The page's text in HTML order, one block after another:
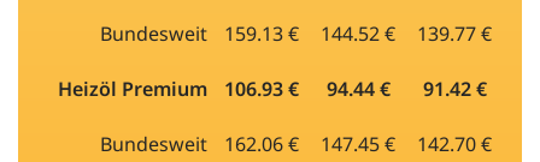
Bundesweit 159.13 € 144.52 € 139.77 €
Heizöl Premium 106.93 € 94.44 € 91.42 €
Bundesweit 162.06 € 147.45 € 142.70 €